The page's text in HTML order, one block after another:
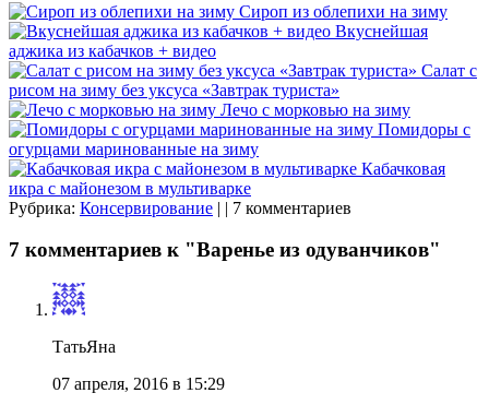
Сироп из облепихи на зиму
Вкуснейшая
аджика из кабачков + видео
Салат с
рисом на зиму без уксуса «Завтрак туриста»
Лечо с морковью на зиму
Помидоры с
огурцами маринованные на зиму
Кабачковая
икра с майонезом в мультиварке
Рубрика: Консервирование | | 7 комментариев
7 комментариев к "Варенье из одуванчиков"
ТатьЯна
07 апреля, 2016 в 15:29